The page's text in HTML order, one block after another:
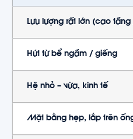
Lưu lượng rất lớn (cao tầng
Hút từ bể ngầm / giếng
Hệ nhỏ – vừa, kinh tế
Mặt bằng hẹp, lắp trên